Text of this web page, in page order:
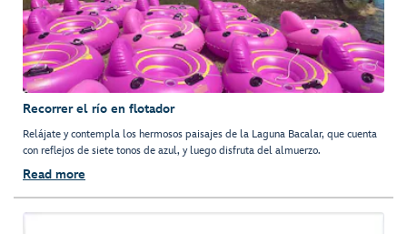
Recorrer el río en flotador
Relájate y contempla los hermosos paisajes de la Laguna Bacalar, que cuenta
con reflejos de siete tonos de azul, y luego disfruta del almuerzo.
Read more